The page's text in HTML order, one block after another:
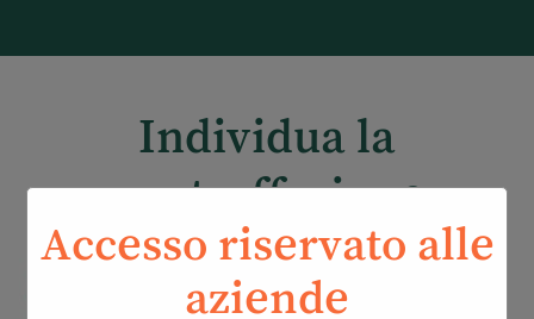
Individua la
contraffazione
Accesso riservato alle
aziende